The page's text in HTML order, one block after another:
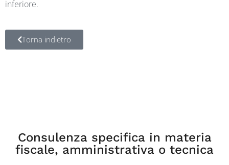
inferiore.
Torna indietro
Consulenza specifica in materia
fiscale, amministrativa o tecnica​